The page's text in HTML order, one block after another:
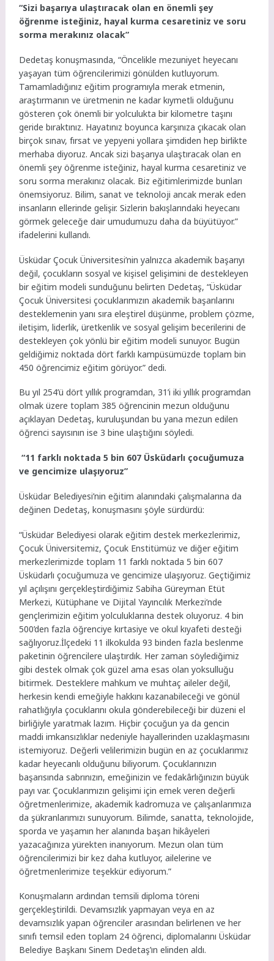
“Sizi başarıya ulaştıracak olan en önemli şey
öğrenme isteğiniz, hayal kurma cesaretiniz ve soru
sorma merakınız olacak”
Dedetaş konuşmasında, “Öncelikle mezuniyet heyecanı
yaşayan tüm öğrencilerimizi gönülden kutluyorum.
Tamamladığınız eğitim programıyla merak etmenin,
araştırmanın ve üretmenin ne kadar kıymetli olduğunu
gösteren çok önemli bir yolculukta bir kilometre taşını
geride bıraktınız. Hayatınız boyunca karşınıza çıkacak olan
birçok sınav, fırsat ve yepyeni yollara şimdiden hep birlikte
merhaba diyoruz. Ancak sizi başarıya ulaştıracak olan en
önemli şey öğrenme isteğiniz, hayal kurma cesaretiniz ve
soru sorma merakınız olacak. Biz eğitimlerimizde bunları
önemsiyoruz. Bilim, sanat ve teknoloji ancak merak eden
insanların ellerinde gelişir. Sizlerin bakışlarındaki heyecanı
görmek geleceğe dair umudumuzu daha da büyütüyor.”
ifadelerini kullandı.
Üsküdar Çocuk Üniversitesi’nin yalnızca akademik başarıyı
değil, çocukların sosyal ve kişisel gelişimini de destekleyen
bir eğitim modeli sunduğunu belirten Dedetaş, “Üsküdar
Çocuk Üniversitesi çocuklarımızın akademik başarılarını
desteklemenin yanı sıra eleştirel düşünme, problem çözme,
iletişim, liderlik, üretkenlik ve sosyal gelişim becerilerini de
destekleyen çok yönlü bir eğitim modeli sunuyor. Bugün
geldiğimiz noktada dört farklı kampüsümüzde toplam bin
450 öğrencimiz eğitim görüyor.” dedi.
Bu yıl 254’ü dört yıllık programdan, 31’i iki yıllık programdan
olmak üzere toplam 385 öğrencinin mezun olduğunu
açıklayan Dedetaş, kuruluşundan bu yana mezun edilen
öğrenci sayısının ise 3 bine ulaştığını söyledi.
“11 farklı noktada 5 bin 607 Üsküdarlı çocuğumuza
ve gencimize ulaşıyoruz”
Üsküdar Belediyesi’nin eğitim alanındaki çalışmalarına da
değinen Dedetaş, konuşmasını şöyle sürdürdü:
“Üsküdar Belediyesi olarak eğitim destek merkezlerimiz,
Çocuk Üniversitemiz, Çocuk Enstitümüz ve diğer eğitim
merkezlerimizde toplam 11 farklı noktada 5 bin 607
Üsküdarlı çocuğumuza ve gencimize ulaşıyoruz. Geçtiğimiz
yıl açılışını gerçekleştirdiğimiz Sabiha Güreyman Etüt
Merkezi, Kütüphane ve Dijital Yayıncılık Merkezi’nde
gençlerimizin eğitim yolculuklarına destek oluyoruz. 4 bin
500’den fazla öğrenciye kırtasiye ve okul kıyafeti desteği
sağlıyoruz.İlçedeki 11 ilkokulda 93 binden fazla beslenme
paketinin öğrencilere ulaştırdık. Her zaman söylediğimiz
gibi destek olmak çok güzel ama esas olan yoksulluğu
bitirmek. Desteklere mahkum ve muhtaç aileler değil,
herkesin kendi emeğiyle hakkını kazanabileceği ve gönül
rahatlığıyla çocuklarını okula gönderebileceği bir düzeni el
birliğiyle yaratmak lazım. Hiçbir çocuğun ya da gencin
maddi imkansızlıklar nedeniyle hayallerinden uzaklaşmasını
istemiyoruz. Değerli velilerimizin bugün en az çocuklarımız
kadar heyecanlı olduğunu biliyorum. Çocuklarınızın
başarısında sabrınızın, emeğinizin ve fedakârlığınızın büyük
payı var. Çocuklarımızın gelişimi için emek veren değerli
öğretmenlerimize, akademik kadromuza ve çalışanlarımıza
da şükranlarımızı sunuyorum. Bilimde, sanatta, teknolojide,
sporda ve yaşamın her alanında başarı hikâyeleri
yazacağınıza yürekten inanıyorum. Mezun olan tüm
öğrencilerimizi bir kez daha kutluyor, ailelerine ve
öğretmenlerimize teşekkür ediyorum.”
Konuşmaların ardından temsili diploma töreni
gerçekleştirildi. Devamsızlık yapmayan veya en az
devamsızlık yapan öğrenciler arasından belirlenen ve her
sınıfı temsil eden toplam 24 öğrenci, diplomalarını Üsküdar
Belediye Başkanı Sinem Dedetaş’ın elinden aldı.